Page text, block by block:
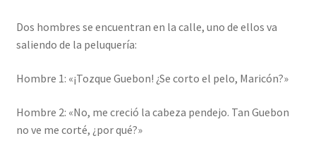
Dos hombres se encuentran en la calle, uno de ellos va
saliendo de la peluquería:
Hombre 1: «¡Tozque Guebon! ¿Se corto el pelo, Maricón?»
Hombre 2: «No, me creció la cabeza pendejo. Tan Guebon
no ve me corté, ¿por qué?»